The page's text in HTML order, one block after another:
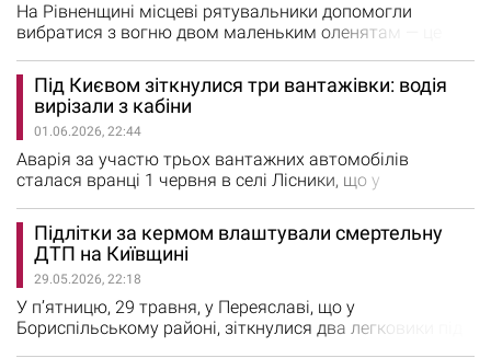
Внаслідок ДТП 56-річний пасажир…
На Рівненщині місцеві рятувальники допомогли
вибратися з вогню двом маленьким оленятам — це
села Мала Совпа. Увагу співробітників обласного
управління Державної служби з надзвичайних ситуація
привернули незвичні звуки, що чулися з густих
заростей. «Серед диму та вогню вогнеборці знайшли
двох маленьких оленят,…
Під Києвом зіткнулися три вантажівки: водія
вирізали з кабіни
01.06.2026, 22:44
Аварія за участю трьох вантажних автомобілів
сталася вранці 1 червня в селі Лісники, що у
понівеченій кабіні. Про це повідомили у ДСНС
Київщини. На місце події прибули надзвичайники 44-ї
Державної пожежно-рятувальної частини селища
Чабани. На місці вони встановили, що внаслідок
потужного удару одного з водіїв затиснуло…
Підлітки за кермом влаштували смертельну
ДТП на Київщині
29.05.2026, 22:18
У п’ятницю, 29 травня, у Переяславі, що у
Бориспільському районі, зіткнулися два легковики під